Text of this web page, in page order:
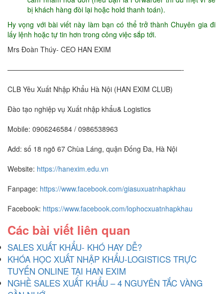
bị khách hàng đòi lại hoặc hold thanh toán).
Hy vọng với bài viết này làm bạn có thể trở thành Chuyên gia đi
lấy lệnh hoặc tự tin hơn trong công việc sắp tới.
Mrs Đoàn Thúy- CEO HAN EXIM
—————————————————————————-
CLB Yêu Xuất Nhập Khẩu Hà Nội (HAN EXIM CLUB)
Đào tạo nghiệp vụ Xuất nhập khẩu& Logistics
Mobile: 0906246584 / 0986538963
Add: số 18 ngõ 67 Chùa Láng, quận Đống Đa, Hà Nội
Website: https://hanexim.edu.vn
Fanpage: https://www.facebook.com/giasuxuatnhapkhau
Facebook: https://www.facebook.com/lophocxuatnhapkhau
Các bài viết liên quan
SALES XUẤT KHẨU- KHÓ HAY DỄ?
KHÓA HỌC XUẤT NHẬP KHẨU-LOGISTICS TRỰC
TUYẾN ONLINE TẠI HAN EXIM
NGHỀ SALES XUẤT KHẨU – 4 NGUYÊN TẮC VÀNG